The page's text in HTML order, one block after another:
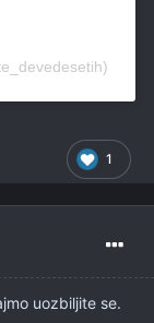
1
uozbiljite se.